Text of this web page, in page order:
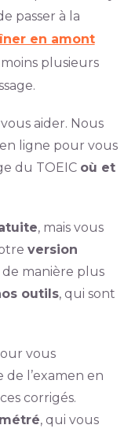
passer à la
en amont
plusieurs
aider. Nous
ligne pour vous
du TOEIC où et
, mais vous
version
manière plus
outils, qui sont
vous
l’examen en
corrigés.
, qui vous